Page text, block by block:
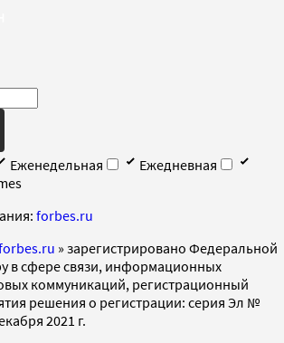
Еженедельная
Ежедневная
forbes.ru
» зарегистрировано Федеральной
в сфере связи, информационных
коммуникаций, регистрационный
решения о регистрации: серия Эл №
2021 г.